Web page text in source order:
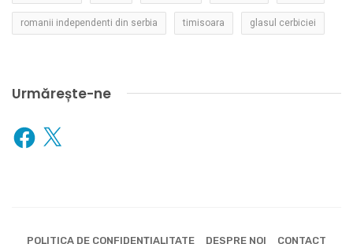
romanii independenti din serbia timisoara glasul cerbiciei
Urmărește-ne
Facebook
X
POLITICA DE CONFIDENȚIALITATE DESPRE NOI CONTACT